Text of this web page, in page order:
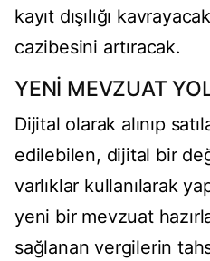
kayıt dışılığı
cazibesini artıracak.
YENİ MEVZUAT
Dijital olarak alınıp
edilebilen, dijital bir
varlıklar kullanılarak
yeni bir mevzuat
sağlanan vergilerin